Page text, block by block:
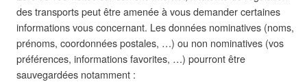
des transports peut être amenée à vous demander certaines
informations vous concernant. Les données nominatives (noms,
prénoms, coordonnées postales, …) ou non nominatives (vos
préférences, informations favorites, …) pourront être
sauvegardées notamment :